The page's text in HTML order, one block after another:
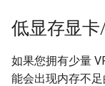
低显存显卡
如果您拥有少量
能会出现内存不